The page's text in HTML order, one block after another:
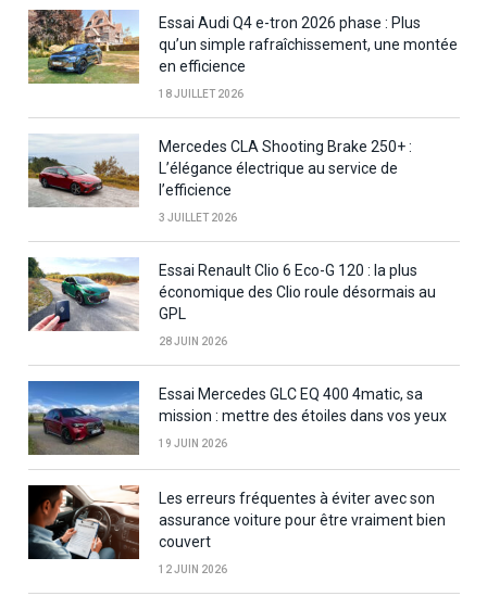
Essai Audi Q4 e-tron 2026 phase : Plus
qu’un simple rafraîchissement, une montée
en efficience
18 JUILLET 2026
Mercedes CLA Shooting Brake 250+ :
L’élégance électrique au service de
l’efficience
3 JUILLET 2026
Essai Renault Clio 6 Eco-G 120 : la plus
économique des Clio roule désormais au
GPL
28 JUIN 2026
Essai Mercedes GLC EQ 400 4matic, sa
mission : mettre des étoiles dans vos yeux
19 JUIN 2026
Les erreurs fréquentes à éviter avec son
assurance voiture pour être vraiment bien
couvert
12 JUIN 2026